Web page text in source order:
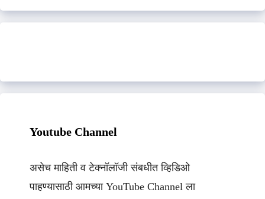
Youtube Channel
असेच माहिती व टेक्नॉलॉजी संबधीत व्हिडिओ
पाहण्यासाठी आमच्या YouTube Channel ला